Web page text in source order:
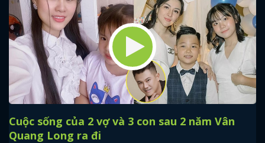
Cuộc sống của 2 vợ và 3 con sau 2 năm Vân
Quang Long ra đi